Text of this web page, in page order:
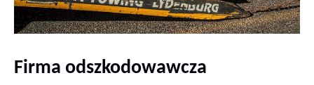
Firma odszkodowawcza